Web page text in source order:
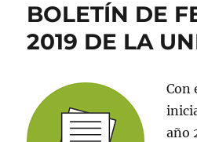
BOLETÍN DE
2019 DE LA
Con
año